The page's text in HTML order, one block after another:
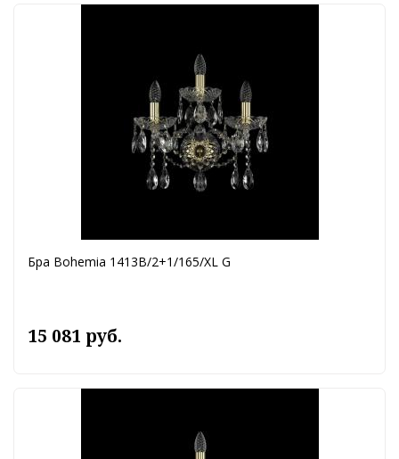
Бра Bohemia 1413B/2+1/165/XL G
15 081 руб.